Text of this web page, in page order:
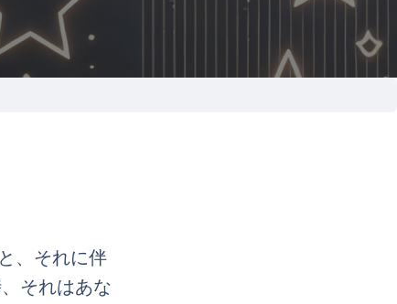
、それに伴
それはあな